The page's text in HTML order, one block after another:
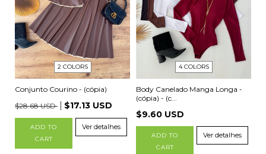
2 COLORS
Conjunto Courino - (cópia)
$28.68 USD
$17.13 USD
ADD TO
CART
Ver detalhes
4 COLORS
Body Canelado Manga Longa -
(cópia) - (c...
$9.60 USD
ADD TO
CART
Ver detalhes